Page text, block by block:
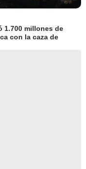
1.700 millones de
con la caza de